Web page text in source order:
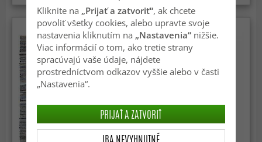
Kliknite na „Prijať a zatvoriť“, ak chcete
povoliť všetky cookies, alebo upravte svoje
nastavenia kliknutím na „Nastavenia“nižšie.
Viac informácií o tom, ako tretie strany
spracúvajú vaše údaje, nájdete
prostredníctvom odkazov vyššie alebo v časti
„Nastavenia“.
IBA NEVYHNUTNÉ
PRIJAŤ A ZATVORIŤ